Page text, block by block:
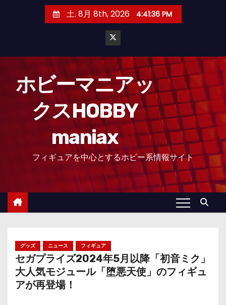
土. 8月 8th, 2026 4:41:37 PM
ホビーマニアッ
クスHOBBY
maniax
フィギュアを中心とするホビー系情報サイト
グッズ ニュース フィギュア
セガプライズ2024年5月以降「初音ミク」
大人気モジュール「堕悪天使」のフィギュ
アが再登場！